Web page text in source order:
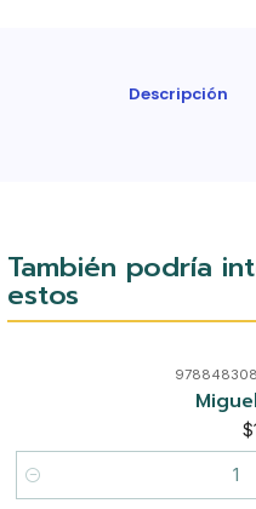
Descripción
También podría
estos
Cantidad